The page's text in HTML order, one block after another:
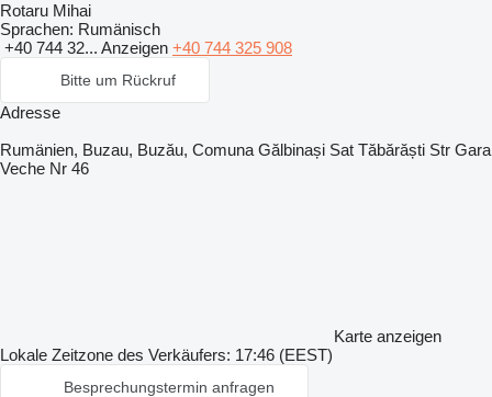
Rotaru Mihai
Sprachen: Rumänisch
+40 744 32... Anzeigen +40 744 325 908
Bitte um Rückruf
Adresse
Rumänien, Buzau, Buzău, Comuna Gălbinași Sat Tăbărăști Str Gara
Veche Nr 46
Karte anzeigen
Lokale Zeitzone des Verkäufers: 17:46 (EEST)
Besprechungstermin anfragen